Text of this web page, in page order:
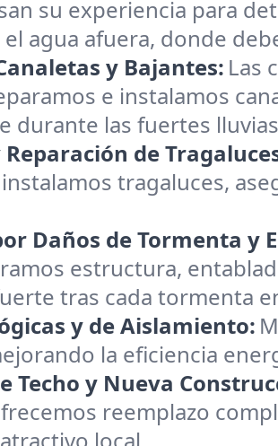
su experiencia para
agua afuera, donde
y Bajantes: Las
e instalamos
durante las fuertes
de
tragaluces,
Daños de Tormenta y
estructura,
tras cada tormenta
y de Aislamiento:
la eficiencia
Techo y Nueva
reemplazo